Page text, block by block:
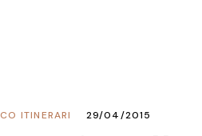
ITINERARI 29/04/2015